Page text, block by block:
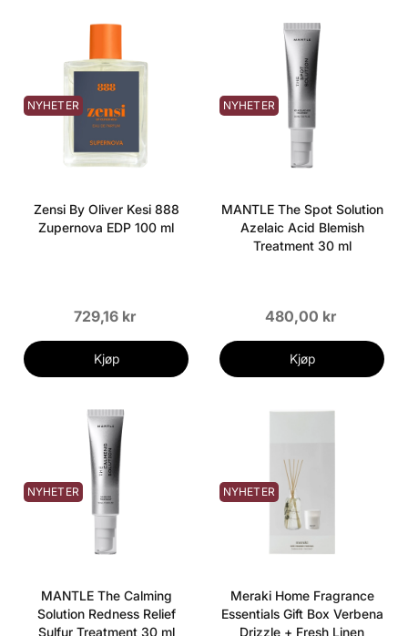
NYHETER
Zensi By Oliver Kesi 888
Zupernova EDP 100 ml
729,16 kr
Kjøp
NYHETER
MANTLE The Spot Solution
Azelaic Acid Blemish
Treatment 30 ml
480,00 kr
Kjøp
NYHETER
MANTLE The Calming
Solution Redness Relief
Sulfur Treatment 30 ml
NYHETER
Meraki Home Fragrance
Essentials Gift Box Verbena
Drizzle + Fresh Linen